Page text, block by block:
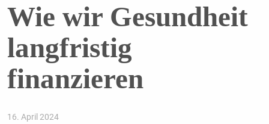
Wie wir Gesundheit
langfristig
finanzieren
16. April 2024